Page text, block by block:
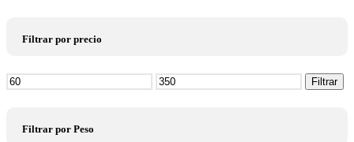
Filtrar por precio
Precio
mínimo
Filtrar
Filtrar por Peso